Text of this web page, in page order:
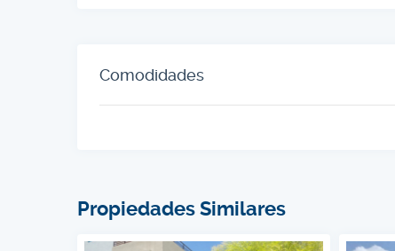
Comodidades
Propiedades Similares